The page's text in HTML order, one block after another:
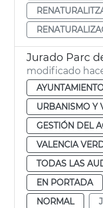
Jurado Parc
modificado
URBANISMO Y
GESTIÓN DEL
VALENCIA
TODAS LAS
EN PORTADA
NORMAL